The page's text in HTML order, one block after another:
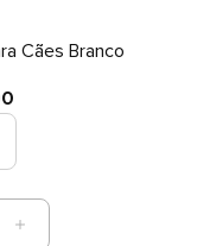
Cães Branco